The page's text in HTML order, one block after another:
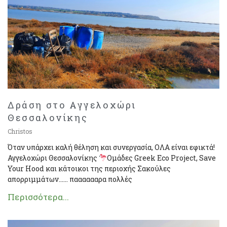
Δράση στο Αγγελοχώρι
Θεσσαλονίκης
Christos
Όταν υπάρχει καλή θέληση και συνεργασία, ΟΛΑ είναι εφικτά!
Αγγελοχώρι Θεσσαλονίκης
Ομάδες Greek Eco Project, Save
Your Hood και κάτοικοι της περιοχής Σακούλες
απορριμμάτων…… πααααααρα πολλές
Περισσότερα...